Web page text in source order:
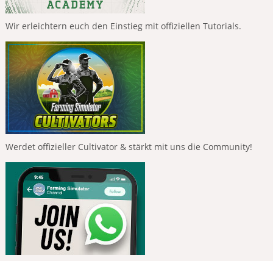
Wir erleichtern euch den Einstieg mit offiziellen Tutorials.
Werdet offizieller Cultivator & stärkt mit uns die Community!